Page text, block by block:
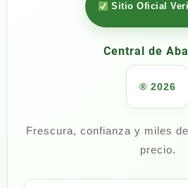
Sitio Oficial
Central de
® 2026
Frescura, confianza y miles
precio.